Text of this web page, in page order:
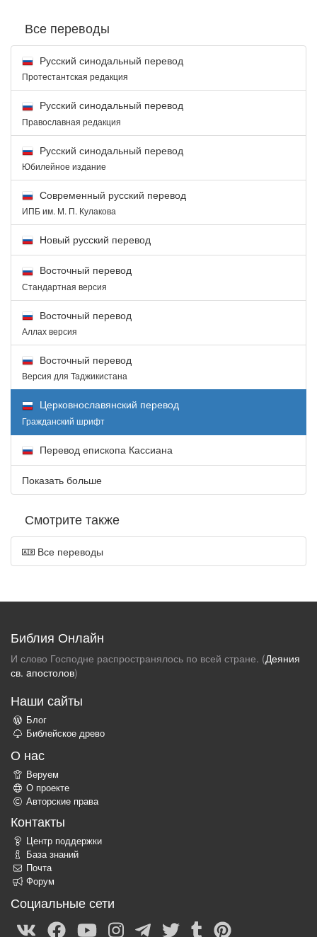
Все переводы
Русский синодальный перевод
Протестантская редакция
Русский синодальный перевод
Православная редакция
Русский синодальный перевод
Юбилейное издание
Современный русский перевод
ИПБ им. М. П. Кулакова
Новый русский перевод
Восточный перевод
Стандартная версия
Восточный перевод
Аллах версия
Восточный перевод
Версия для Таджикистана
Церковнославянский перевод
Гражданский шрифт
Перевод епископа Кассиана
Показать больше
Смотрите также
Все переводы
Библия Онлайн
И слово Господне распространялось по всей стране. (Деяния
св. aпостолов)
Наши сайты
Блог
Библейское древо
О нас
Веруем
О проекте
Авторские права
Контакты
Центр поддержки
База знаний
Почта
Форум
Социальные сети